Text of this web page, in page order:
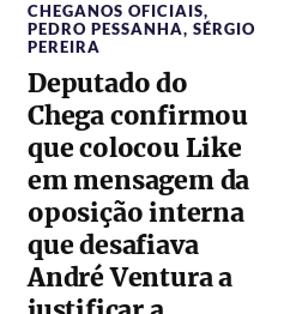
CHEGANOS OFICIAIS,
PEDRO PESSANHA,SÉRGIO
PEREIRA
Deputado do
Chega confirmou
que colocou Like
em mensagem da
oposição interna
que desafiava
André Ventura a